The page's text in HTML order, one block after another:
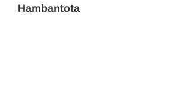
Hambantota